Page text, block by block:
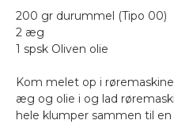
200 gr durummel (Tipo 00)
2 æg
1 spsk Oliven olie
Kom melet op i
æg og olie i og lad
hele klumper sammen til en